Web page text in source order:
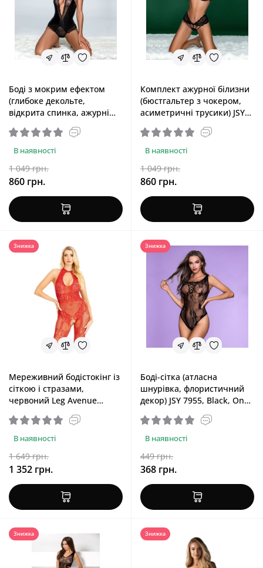
Боді з мокрим ефектом
(глибоке декольте,
відкрита спинка, ажурні
вставки) JSY Габі, Black, One
Size
В наявності
1 049 грн.
860 грн.
Комплект ажурної білизни
(бюстгальтер з чокером,
асиметричні трусики) JSY
Фредеріка, Black, One Size
В наявності
1 049 грн.
860 грн.
Знижка
Мереживний бодістокінг із
сіткою і стразами,
червоний Leg Avenue
Rhinestone Lace and Net
Bodystocking Red, One Size
В наявності
1 649 грн.
1 352 грн.
Знижка
Боді-сітка (атласна
шнурівка, флористичний
декор) JSY 7955, Black, One
В наявності
449 грн.
368 грн.
Знижка Знижка